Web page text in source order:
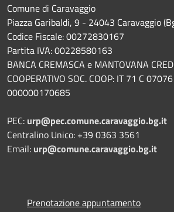
Comune di Caravaggio
Piazza Garibaldi, 9 - 24043 Caravaggio
Codice Fiscale: 00272830167
Partita IVA: 00228580163
BANCA CREMASCA e MANTOVANA
COOPERATIVO SOC. COOP: IT 71 C
000000170685
PEC: urp@pec.comune.caravaggio.bg.it
Centralino Unico: +39 0363 3561
Email: urp@comune.caravaggio.bg.it
Prenotazione appuntamento